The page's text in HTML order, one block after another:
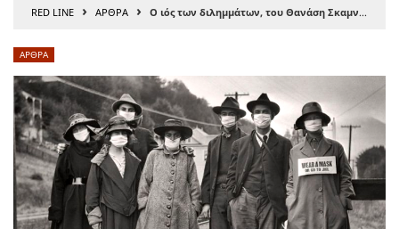
RED LINE › ΑΡΘΡΑ › Ο ιός των διλημμάτων, του Θανάση Σκαμνάκη
ΑΡΘΡΑ